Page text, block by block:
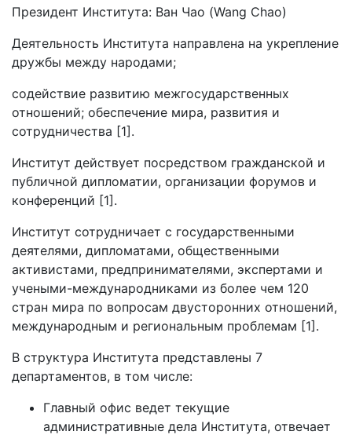
Президент Института: Ван Чао (Wang Chao)
Деятельность Института направлена на укрепление
дружбы между народами;
содействие развитию межгосударственных
отношений; обеспечение мира, развития и
сотрудничества [1].
Институт действует посредством гражданской и
публичной дипломатии, организации форумов и
конференций [1].
Институт сотрудничает с государственными
деятелями, дипломатами, общественными
активистами, предпринимателями, экспертами и
учеными-международниками из более чем 120
стран мира по вопросам двусторонних отношений,
международным и региональным проблемам [1].
В структура Института представлены 7
департаментов, в том числе:
Главный офис ведет текущие
административные дела Института, отвечает